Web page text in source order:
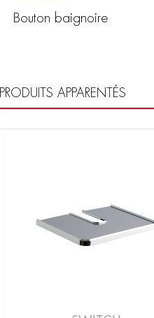
Bouton baignoire
PRODUITS APPARENTÉS